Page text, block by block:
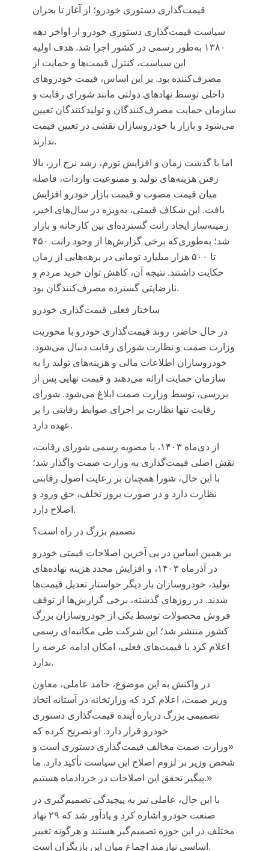
قیمت‌گذاری دستوری خودرو؛ از آغاز تا بحران
سیاست قیمت‌گذاری دستوری خودرو از اواخر دهه
۱۳۸۰ به‌طور رسمی در کشور اجرا شد. هدف اولیه
این سیاست، کنترل قیمت‌ها و حمایت از
مصرف‌کننده بود. بر این اساس، قیمت خودروهای
داخلی توسط نهادهای دولتی مانند شورای رقابت و
سازمان حمایت مصرف‌کنندگان و تولیدکنندگان تعیین
می‌شود و بازار یا خودروسازان نقشی در تعیین قیمت
ندارند.
اما با گذشت زمان و افزایش تورم، رشد نرخ ارز، بالا
رفتن هزینه‌های تولید و ممنوعیت واردات، فاصله
میان قیمت مصوب و قیمت بازار خودرو افزایش
یافت. این شکاف قیمتی، به‌ویژه در سال‌های اخیر،
زمینه‌ساز ایجاد رانت گسترده‌ای بین کارخانه و بازار
شد؛ به‌طوری‌که برخی گزارش‌ها از وجود رانت ۴۵۰
تا ۵۰۰ هزار میلیارد تومانی در برهه‌هایی از زمان
حکایت داشتند. نتیجه آن، کاهش توان خرید مردم و
نارضایتی گسترده مصرف‌کنندگان بود.
ساختار فعلی قیمت‌گذاری خودرو
در حال حاضر، روند قیمت‌گذاری خودرو با محوریت
وزارت صمت و نظارت شورای رقابت دنبال می‌شود.
خودروسازان اطلاعات مالی و هزینه‌های تولید را به
سازمان حمایت ارائه می‌دهند و قیمت نهایی پس از
بررسی، توسط وزارت صمت ابلاغ می‌شود. شورای
رقابت تنها نظارت بر اجرای ضوابط رقابتی را بر
عهده دارد.
از دی‌ماه ۱۴۰۳، با مصوبه رسمی شورای رقابت،
نقش اصلی قیمت‌گذاری به وزارت صمت واگذار شد؛
با این حال، شورا همچنان بر رعایت اصول رقابتی
نظارت دارد و در صورت بروز تخلف، حق ورود و
اصلاح دارد.
تصمیم بزرگ در راه است؟
بر همین اساس در پی آخرین اصلاحات قیمتی خودرو
در آذرماه ۱۴۰۳، و افزایش مجدد هزینه نهاده‌های
تولید، خودروسازان بار دیگر خواستار تعدیل قیمت‌ها
شدند. در روزهای گذشته، برخی گزارش‌ها از توقف
فروش محصولات توسط یکی از خودروسازان بزرگ
کشور منتشر شد؛ این شرکت طی مکاتبه‌ای رسمی
اعلام کرد با قیمت‌های فعلی، امکان ادامه عرضه را
ندارد.
در واکنش به این موضوع، حامد عاملی، معاون
وزیر صمت، اعلام کرد که وزارتخانه در آستانه اتخاذ
تصمیمی بزرگ درباره آینده قیمت‌گذاری دستوری
خودرو قرار دارد. او تصریح کرده که
«وزارت صمت مخالف قیمت‌گذاری دستوری است و
شخص وزیر بر لزوم اصلاح این سیاست تأکید دارد. ما
پیگیر تحقق این اصلاحات در خردادماه هستیم.»
با این حال، عاملی نیز به پیچیدگی تصمیم‌گیری در
صنعت خودرو اشاره کرد و یادآور شد که ۲۹ نهاد
مختلف در این حوزه تصمیم‌گیر هستند و هرگونه تغییر
اساسی نیازمند اجماع میان این بازیگران است.